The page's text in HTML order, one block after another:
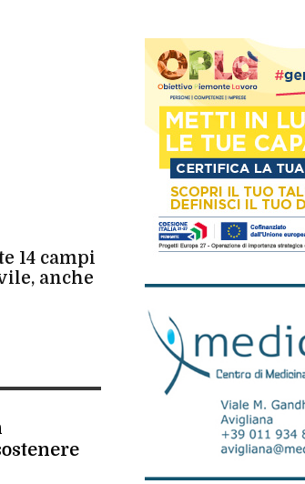
14 campi
anche